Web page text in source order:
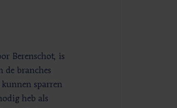
Berenschot, is
de branches
sparren
heb als